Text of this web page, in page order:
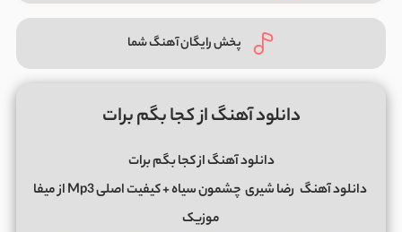
پخش رایگان آهنگ شما
دانلود آهنگ از کجا بگم برات
دانلود آهنگ از کجا بگم برات
دانلود آهنگ رضا شیری
چشمون سیاه + کیفیت اصلی Mp3 از میفا
موزیک